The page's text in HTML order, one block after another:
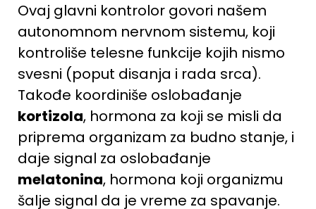
Ovaj glavni kontrolor govori našem
autonomnom nervnom sistemu, koji
kontroliše telesne funkcije kojih nismo
svesni (poput disanja i rada srca).
Takođe koordiniše oslobađanje
kortizola, hormona za koji se misli da
priprema organizam za budno stanje, i
daje signal za oslobađanje
melatonina, hormona koji organizmu
šalje signal da je vreme za spavanje.